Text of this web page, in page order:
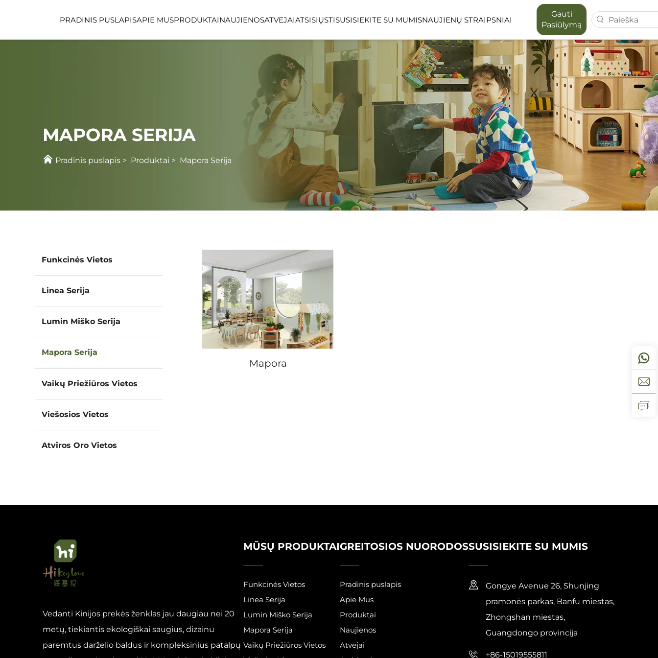
PRADINIS PUSLAPISAPIE MUSPRODUKTAI
LINEA SERIJA LUMIN MIŠKO SERIJA MAPORA SERIJA
VIEŠOSIOS VIETOS ATVIROS ORO VIETOS
NAUJIENOSATVEJAIATSISIŲSTISUSISIEKITE SU MUMISNAUJIENŲ STRAIPSNIAI
Gauti
Pasiūlymą
MAPORA SERIJA
Pradinis puslapis > Produktai > Mapora Serija
Funkcinės Vietos
Linea Serija
Lumin Miško Serija
Mapora Serija
Vaikų Priežiūros Vietos
Viešosios Vietos
Atviros Oro Vietos
Mapora
Vedanti Kinijos prekės ženklas jau daugiau nei 20
metų, tiekiantis ekologiškai saugius, dizainu
paremtus darželio baldus ir kompleksinius patalpų
MŪSŲ PRODUKTAI
Funkcinės Vietos
Linea Serija
Lumin Miško Serija
Mapora Serija
Vaikų Priežiūros Vietos
GREITOSIOS NUORODOS
Pradinis puslapis
Apie Mus
Produktai
Naujienos
Atvejai
SUSISIEKITE SU MUMIS
Gongye Avenue 26, Shunjing
pramonės parkas, Banfu miestas,
Zhongshan miestas,
Guangdongo provincija
+86-15019555811